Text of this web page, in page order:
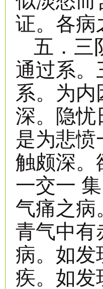
证。各病
五．三
通过系。
系。为
深。隐忧
是为悲愤
触颇深。
一交一
气痛之病
青气中有
病。如发
疾。如发